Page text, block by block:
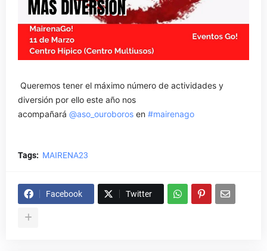
Queremos tener el máximo número de actividades y
diversión por ello este año nos
acompañará @aso_ouroboros en #mairenago
Tags: MAIRENA23
Facebook Twitter